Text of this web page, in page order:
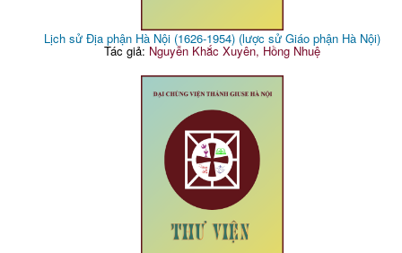
Lịch sử Địa phận Hà Nội (1626-1954) (lược sử Giáo phận Hà Nội)
Tác giả: Nguyễn Khắc Xuyên, Hồng Nhuệ